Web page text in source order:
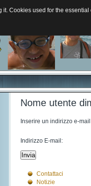
Nome utente
Inserire un indirizzo e-
Indirizzo E-mail:
Invia
Contattaci
Notizie
Cookies used for the